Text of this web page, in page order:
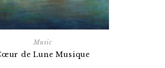
Music
de Lune Musique